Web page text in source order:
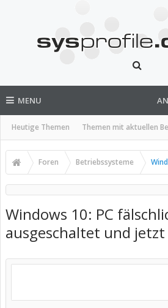
MENU
Heutige Themen Themen mit aktuellen
Foren Betriebssysteme
Windows 10: PC
ausgeschaltet und